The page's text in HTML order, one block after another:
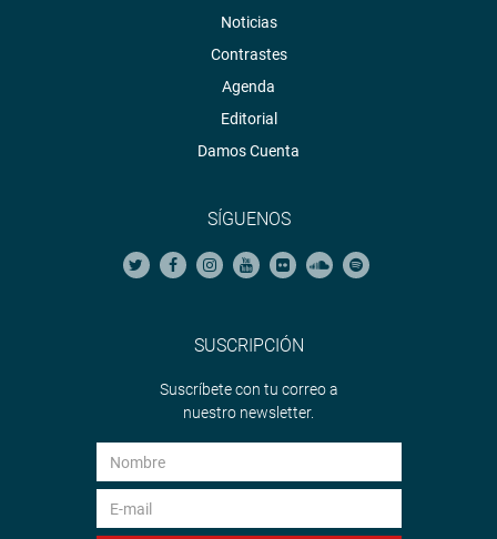
Noticias
Contrastes
Agenda
Editorial
Damos Cuenta
SÍGUENOS
SUSCRIPCIÓN
Suscríbete con tu correo a
nuestro newsletter.